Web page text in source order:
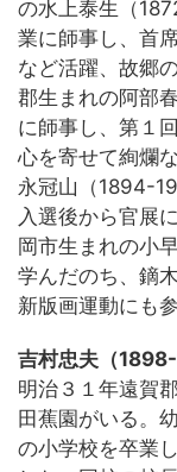
の水上泰生（
業に師事し、首
など活躍、故郷
郡生まれの阿部
に師事し、第１
心を寄せて絢爛
永冠山（1894-
入選後から官展
岡市生まれの小
学んだのち、鏑
新版画運動にも
吉村忠夫（
明治３１年遠賀
田蕉園がいる。
の小学校を卒業